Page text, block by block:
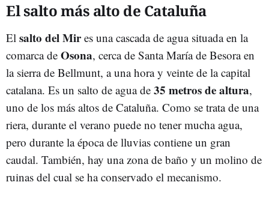
El salto más alto de Cataluña
El salto del Mires una cascada de agua situada en la
comarca de Osona, cerca de Santa María de Besora en
la sierra de Bellmunt, a una hora y veinte de la capital
catalana. Es un salto de agua de 35 metros de altura,
uno de los más altos de Cataluña. Como se trata de una
riera, durante el verano puede no tener mucha agua,
pero durante la época de lluvias contiene un gran
caudal. También, hay una zona de baño y un molino de
ruinas del cual se ha conservado el mecanismo.